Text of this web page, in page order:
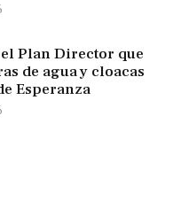
el Plan Director que
de agua y cloacas
Esperanza